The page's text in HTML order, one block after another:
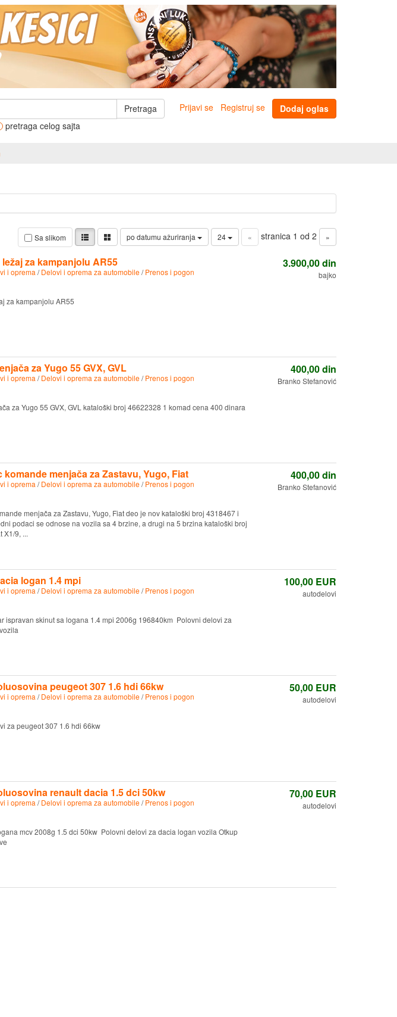
Pretraga
pretraga celog sajta
Prijavi se Registruj se Dodaj oglas
Sa slikom po datumu ažuriranja 24 « stranica 1 od 2 »
za kampanjolu AR55
i oprema /Delovi i oprema za automobile/Prenos i pogon
za kampanjolu AR55
3.900,00din
bajko
za Yugo 55 GVX, GVL
i oprema /Delovi i oprema za automobile/Prenos i pogon
za Yugo 55 GVX, GVL kataloški broj 46622328 1 komad cena 400 dinara
400,00din
Branko Stefanović
komande menjača za Zastavu, Yugo, Fiat
i oprema /Delovi i oprema za automobile/Prenos i pogon
menjača za Zastavu, Yugo, Fiat deo je nov kataloški broj 4318467 i
podaci se odnose na vozila sa 4 brzine, a drugi na 5 brzina kataloški broj
X1/9, ...
400,00din
Branko Stefanović
logan 1.4 mpi
i oprema /Delovi i oprema za automobile/Prenos i pogon
ispravan skinut sa logana 1.4 mpi 2006g 196840km Polovni delovi za
100,00EUR
autodelovi
peugeot 307 1.6 hdi 66kw
i oprema /Delovi i oprema za automobile/Prenos i pogon
za peugeot 307 1.6 hdi 66kw
50,00EUR
autodelovi
renault dacia 1.5 dci 50kw
i oprema /Delovi i oprema za automobile/Prenos i pogon
mcv 2008g 1.5 dci 50kw Polovni delovi za dacia logan vozila Otkup
70,00EUR
autodelovi